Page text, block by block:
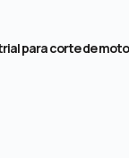
para corte de